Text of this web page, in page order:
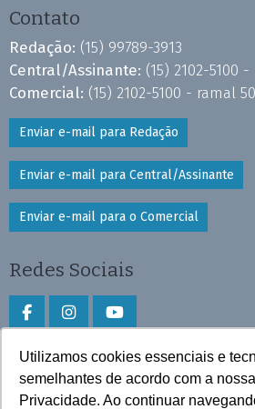
Utilizamos cookies essenciais e
semelhantes de acordo com a
Privacidade. Ao continuar
Contato
Redação: (15) 99789-3913
Central/Assinante: (15) 2102-5100
Comercial: (15) 2102-5100 - ramal
Enviar e-mail para Redação
Enviar e-mail para Central/Assinante
Enviar e-mail para o Comercial
Redes Sociais
Faça download do aplicativo
Play Store e App Store